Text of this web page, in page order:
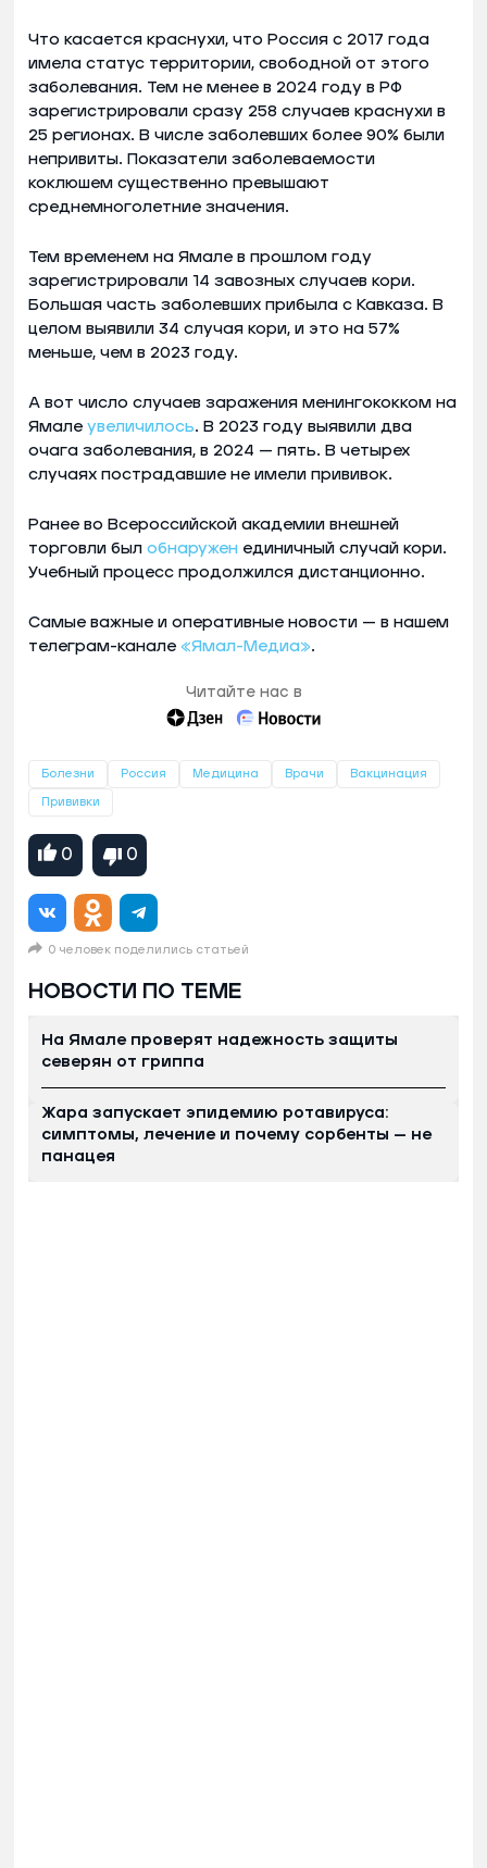
Что касается краснухи, что Россия с 2017 года
имела статус территории, свободной от этого
заболевания. Тем не менее в 2024 году в РФ
зарегистрировали сразу 258 случаев краснухи в
25 регионах. В числе заболевших более 90% были
непривиты. Показатели заболеваемости
коклюшем существенно превышают
среднемноголетние значения.
Тем временем на Ямале в прошлом году
зарегистрировали 14 завозных случаев кори.
Большая часть заболевших прибыла с Кавказа. В
целом выявили 34 случая кори, и это на 57%
меньше, чем в 2023 году.
А вот число случаев заражения менингококком на
Ямале увеличилось. В 2023 году выявили два
очага заболевания, в 2024 — пять. В четырех
случаях пострадавшие не имели прививок.
Ранее во Всероссийской академии внешней
торговли был обнаружен единичный случай кори.
Учебный процесс продолжился дистанционно.
Самые важные и оперативные новости — в нашем
телеграм-канале «Ямал-Медиа».
Читайте нас в
Болезни Россия Медицина Врачи Вакцинация
Прививки
0 0
0 человек поделились статьей
НОВОСТИ ПО ТЕМЕ
На Ямале проверят надежность защиты
северян от гриппа
Жара запускает эпидемию ротавируса:
симптомы, лечение и почему сорбенты — не
панацея